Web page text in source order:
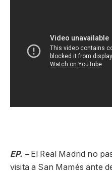
EP. –El Real Madrid no
visita a San Mamés ante